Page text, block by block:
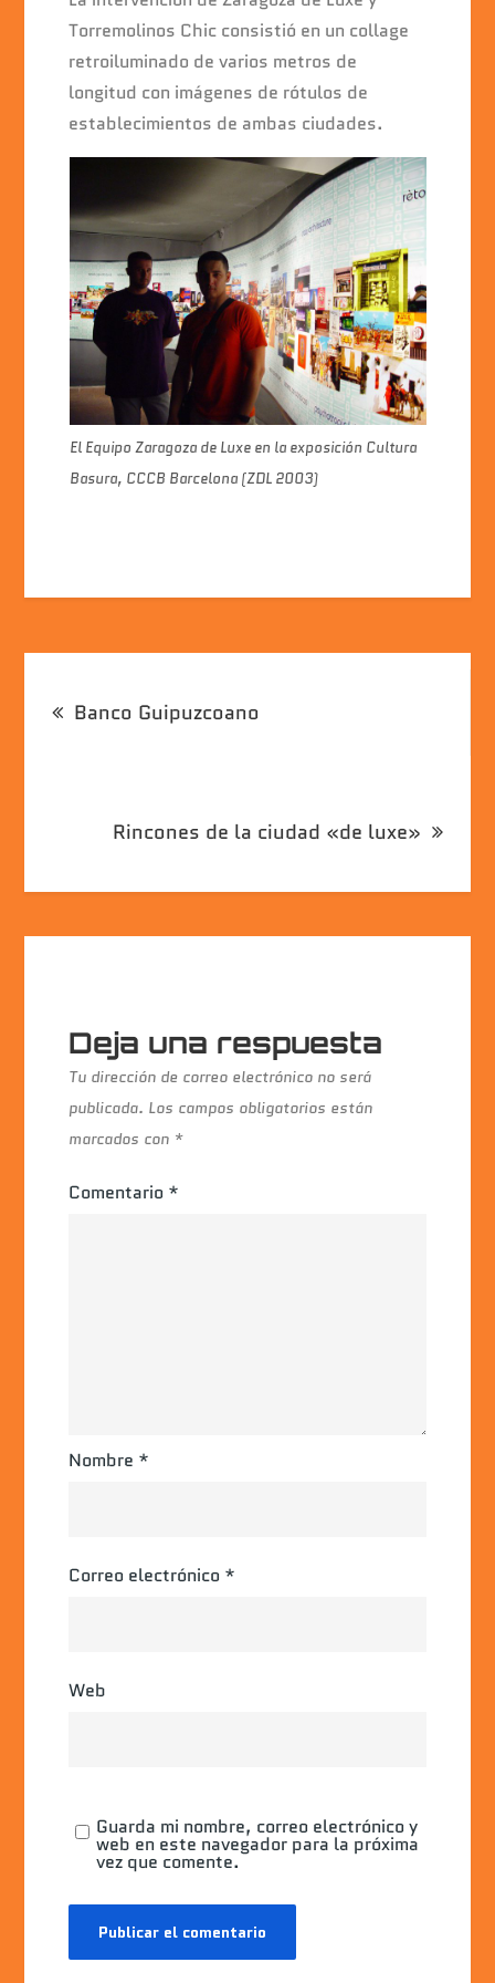
Torremolinos Chic consistió en un collage
retroiluminado de varios metros de
longitud con imágenes de rótulos de
establecimientos de ambas ciudades.
El Equipo Zaragoza de Luxe en la exposición Cultura
Basura, CCCB Barcelona (ZDL 2003)
Banco Guipuzcoano
Rincones de la ciudad «de luxe»
Deja una respuesta
Tu dirección de correo electrónico no será
publicada. Los campos obligatorios están
marcados con *
Comentario *
Nombre *
Correo electrónico *
Web
Guarda mi nombre, correo electrónico y
web en este navegador para la próxima
vez que comente.